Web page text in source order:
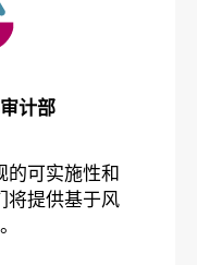
计部
的可实施性和
将提供基于风